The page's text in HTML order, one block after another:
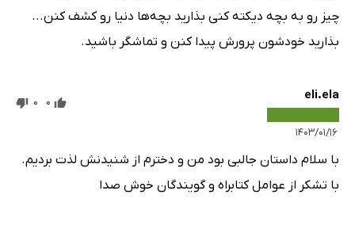
چیز رو به بچه دیکته کنی بذارید بچه‌ها دنیا رو کشف کنن...
بذارید خودشون پرورش پیدا کنن و تماشگر باشید.
eli.ela
۱۴۰۳/۰۱/۱۶
0
0
با سلام داستان جالبی بود من و دخترم از شنیدنش لذت بردیم.
با تشکر از عوامل کتابراه و گویندگان خوش صدا